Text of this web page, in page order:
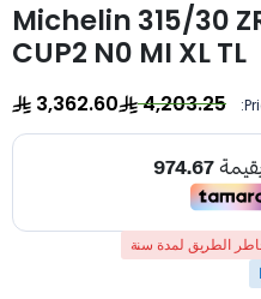
Michelin 315/30
CUP2 N0 MI XL TL
4,203.25
3,362.60
الطريق لمدة سنة